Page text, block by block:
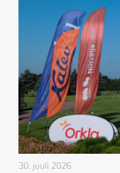
30. juuli 2026